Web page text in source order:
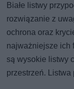
Białe listwy
rozwiązanie z
ochrona oraz
najważniejsze ich
są wysokie listwy
przestrzeń. Listwa